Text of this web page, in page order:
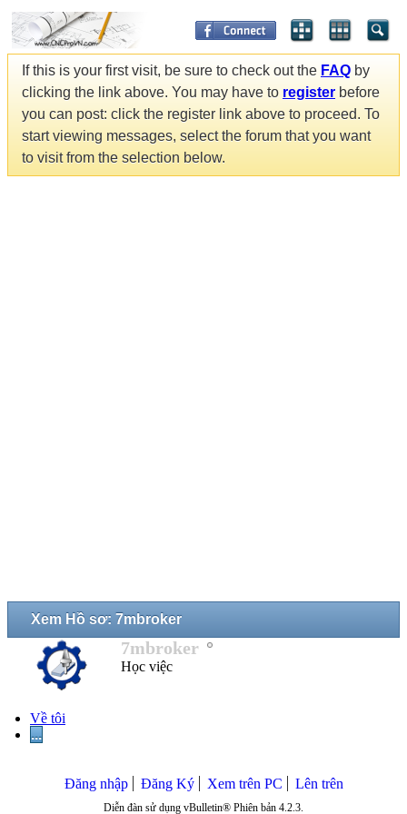
If this is your first visit, be sure to check out the FAQ by
clicking the link above. You may have to register before
you can post: click the register link above to proceed. To
start viewing messages, select the forum that you want
to visit from the selection below.
Xem Hồ sơ: 7mbroker
7mbroker
Học việc
Về tôi
...
Đăng nhập Đăng Ký Xem trên PC Lên trên
Diễn đàn sử dụng vBulletin® Phiên bản 4.2.3.